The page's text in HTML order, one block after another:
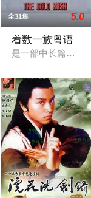
馬貫東 飾）潛伏
竄市面，臥底潘奕
全31集 5.0
着数一族粤语
是一部中长篇轻喜